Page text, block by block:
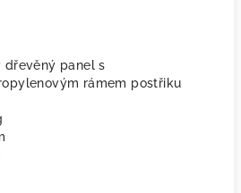
dřevěný panel s
rámem postřiku